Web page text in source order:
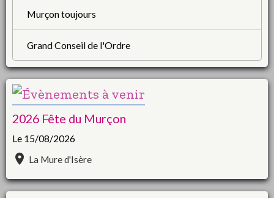
Murçon toujours
Grand Conseil de l'Ordre
2026 Fête du Murçon
Le 15/08/2026
La Mure d'Isère